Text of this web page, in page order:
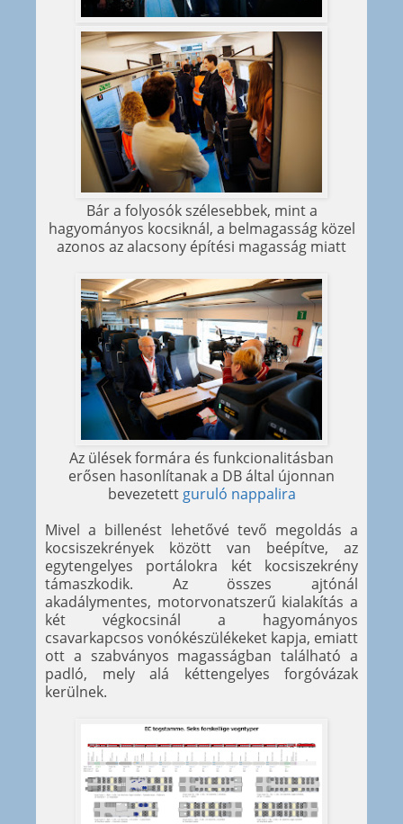
Bár a folyosók szélesebbek, mint a
hagyományos kocsiknál, a belmagasság közel
azonos az alacsony építési magasság miatt
Az ülések formára és funkcionalitásban
erősen hasonlítanak a DB által újonnan
bevezetett guruló nappalira
Mivel a billenést lehetővé tevő megoldás a
kocsiszekrények között van beépítve, az
egytengelyes portálokra két kocsiszekrény
támaszkodik. Az összes ajtónál
akadálymentes, motorvonatszerű kialakítás a
két végkocsinál a hagyományos
csavarkapcsos vonókészülékeket kapja, emiatt
ott a szabványos magasságban található a
padló, mely alá kéttengelyes forgóvázak
kerülnek.